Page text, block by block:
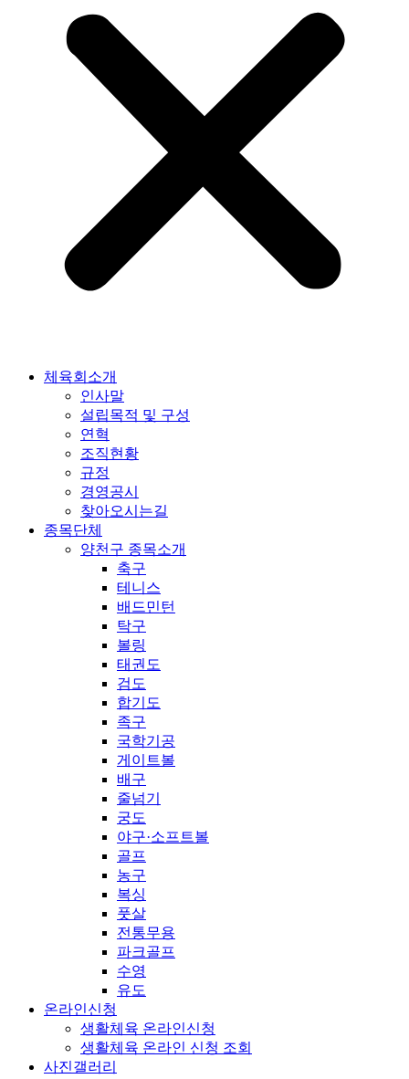
체육회소개
인사말
설립목적 및 구성
연혁
조직현황
규정
경영공시
찾아오시는길
종목단체
양천구 종목소개
축구
테니스
배드민턴
탁구
볼링
태권도
검도
합기도
족구
국학기공
게이트볼
배구
줄넘기
궁도
야구·소프트볼
골프
농구
복싱
풋살
전통무용
파크골프
수영
유도
온라인신청
생활체육 온라인신청
생활체육 온라인 신청 조회
사진갤러리